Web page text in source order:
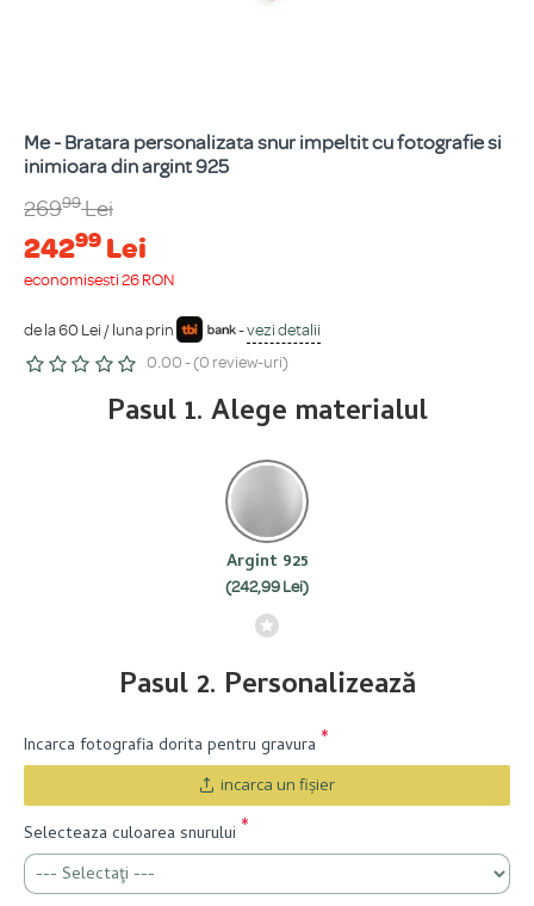
Me - Bratara personalizata snur impeltit cu fotografie si
inimioara din argint 925
26999Lei
24299 Lei
economisești 26 RON
de la 60 Lei / luna prin -vezi detalii
0.00 - (0 review-uri)
Pasul 1. Alege materialul
Argint 925
(242,99 Lei)
Pasul 2. Personalizează
Incarca fotografia dorita pentru gravura
incarca un fişier
Selecteaza culoarea snurului